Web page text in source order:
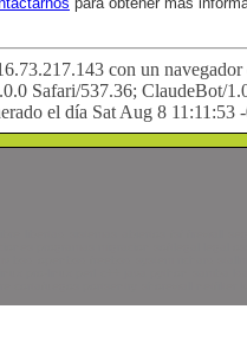
con un
Safari/537.36; ClaudeBot/
el día Sat Aug 8 11:11:53